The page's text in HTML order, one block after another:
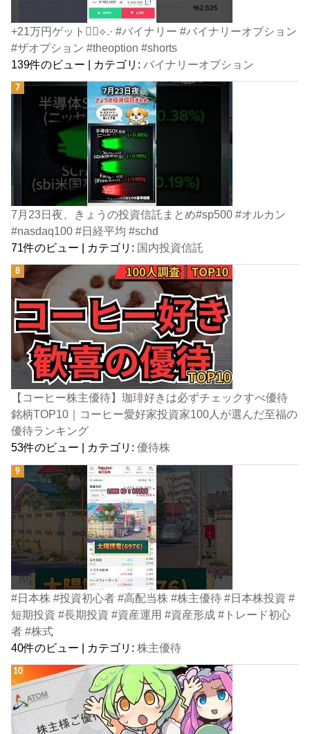
+21万円ゲット👍🏻⟡.· #バイナリー #バイナリーオプション
#ザオプション #theoption #shorts
139件のビュー | カテゴリ: バイナリーオプション
7月23日夜、きょうの投資信託まとめ#sp500 #オルカン
#nasdaq100 #日経平均 #schd
71件のビュー | カテゴリ: 国内投資信託
【コーヒー株主優待】珈琲好きは必ずチェックすべ優待
銘柄TOP10｜コーヒー愛好家投資家100人が選んだ至福の
優待ランキング
53件のビュー | カテゴリ:優待株
#日本株 #投資初心者 #高配当株 #株主優待 #日本株投資 #
短期投資 #長期投資 #資産運用 #資産形成 #トレード初心
者 #株式
40件のビュー | カテゴリ:株主優待